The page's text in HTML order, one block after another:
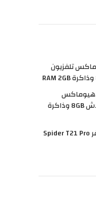
تلفزيون
هيوماكس
تلفزيون اندرويد ذاكرة فلاش 8GB وذاكرة
رسيفر Spider T21 Pro